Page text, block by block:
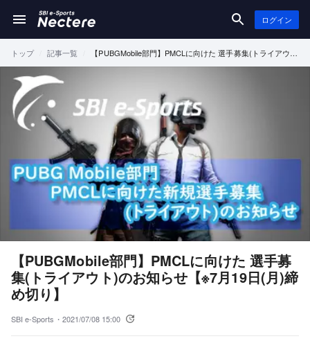
ログイン
トップ 記事一覧
【PUBGMobile部門】PMCLに向けた 選手募集(トライアウ
【PUBGMobile部門】PMCLに向けた 選手募
集(トライアウト)のお知らせ【※7月19日(月)締
め切り】
SBI e-Sports・ 2021/07/08 15:00